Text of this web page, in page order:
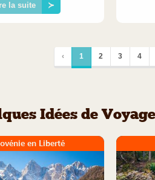
la suite ≻
‹ 1 2 3 4
Idées de
en Liberté